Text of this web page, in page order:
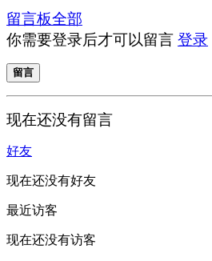
留言板全部
你需要登录后才可以留言 登录
留言
现在还没有留言
好友
现在还没有好友
最近访客
现在还没有访客